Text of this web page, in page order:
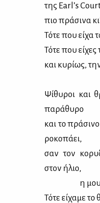
της Earl’s
πιο πρά­σι­να
Τό­τε που εί­χα
Τό­τε που εί­χες
και κυ­ρί­ως,
Ψί­θυ­ροι και
πα­ρά­θυ­ρο
και το
ρο­κο­πά­ει,
σαν τον
στον ήλιο,
η
Τό­τε εί­χα­με